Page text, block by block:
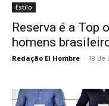
Estilo
Reserva é a Top
homens
Redação El Hombre - 18 de